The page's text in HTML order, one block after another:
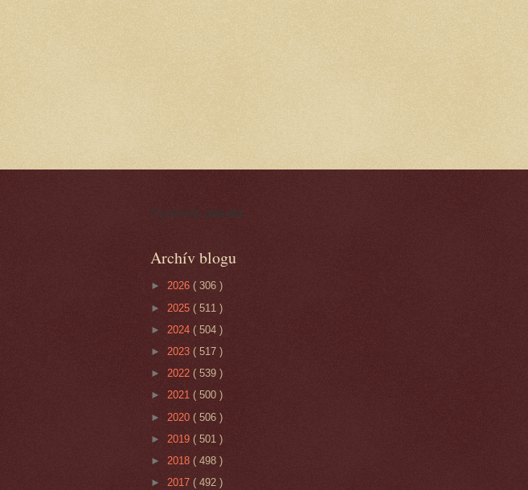
Cynická obluda
Archív blogu
► 2026 ( 306 )
► 2025 ( 511 )
► 2024 ( 504 )
► 2023 ( 517 )
► 2022 ( 539 )
► 2021 ( 500 )
► 2020 ( 506 )
► 2019 ( 501 )
► 2018 ( 498 )
► 2017 ( 492 )